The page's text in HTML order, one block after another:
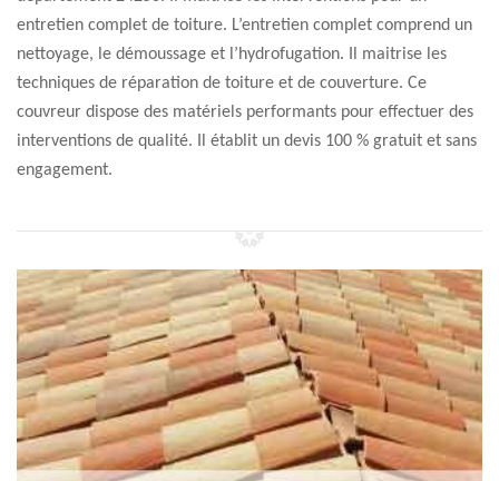
entretien complet de toiture. L’entretien complet comprend un
nettoyage, le démoussage et l’hydrofugation. Il maitrise les
techniques de réparation de toiture et de couverture. Ce
couvreur dispose des matériels performants pour effectuer des
interventions de qualité. Il établit un devis 100 % gratuit et sans
engagement.